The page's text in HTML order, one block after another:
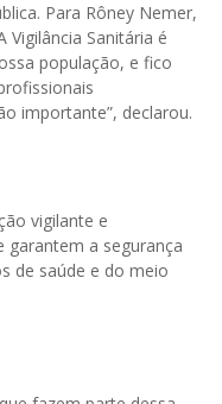
Para Rôney Nemer,
Sanitária é
população, e fico
importante”, declarou.
vigilante e
garantem a segurança
de saúde e do meio